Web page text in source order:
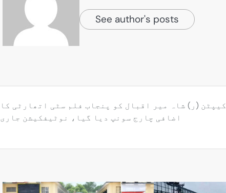
See author's posts
کیپٹن (ر) شاہ میر اقبال کو پنجاب فلم سٹی اتھارٹی کا
اضافی چارج سونپ دیا گیا، نوٹیفکیشن جاری